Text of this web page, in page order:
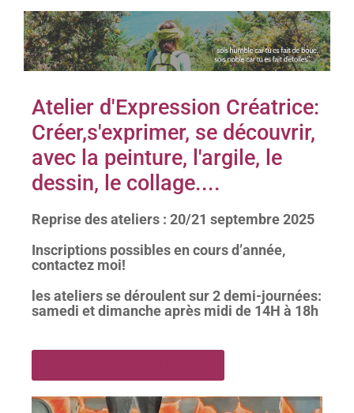
Atelier d'Expression Créatrice:
Créer,s'exprimer, se découvrir,
avec la peinture, l'argile, le
dessin, le collage....
Reprise des ateliers : 20/21 septembre 2025
Inscriptions possibles en cours d’année,
contactez moi!
les ateliers se déroulent sur 2 demi-journées:
samedi et dimanche après midi de 14H à 18h